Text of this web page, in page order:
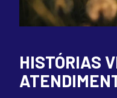
HISTÓRIAS